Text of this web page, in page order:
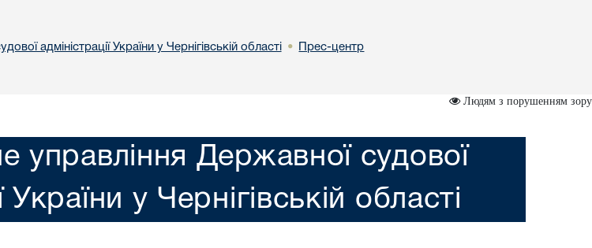
адміністрації України у Чернiгiвській областi • Прес-центр
Людям з порушенням зору
управління Державної судової
України у Чернiгiвській областi